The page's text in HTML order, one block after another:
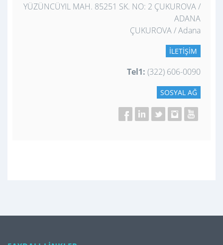
YÜZÜNCÜYIL MAH. 85251 SK. NO: 2 ÇUKUROVA /
ADANA
ÇUKUROVA / Adana
İLETIŞIM
Tel1: (322) 606-0090
SOSYAL AĞ